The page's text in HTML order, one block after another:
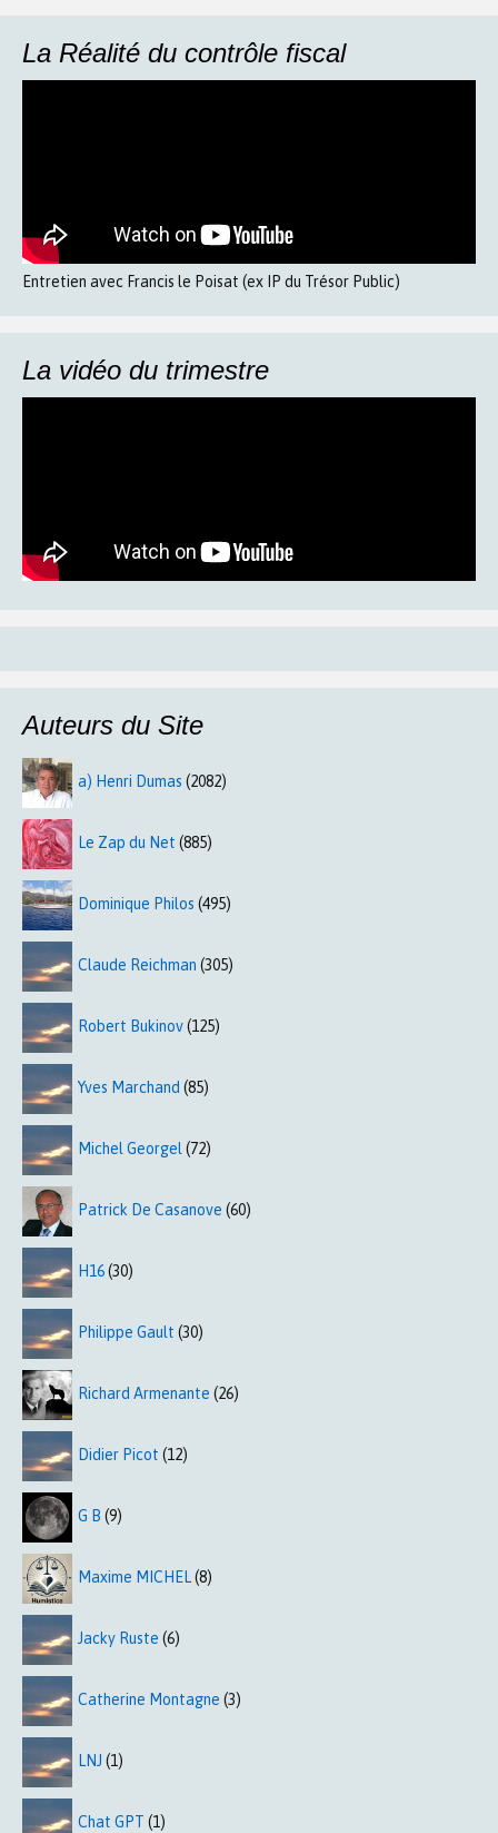
La Réalité du contrôle fiscal
Entretien avec Francis le Poisat (ex IP du Trésor Public)
La vidéo du trimestre
Auteurs du Site
a) Henri Dumas (2082)
Le Zap du Net (885)
Dominique Philos (495)
Claude Reichman (305)
Robert Bukinov(125)
Yves Marchand (85)
Michel Georgel (72)
Patrick De Casanove (60)
H16(30)
Philippe Gault (30)
Richard Armenante (26)
Didier Picot (12)
G B (9)
Maxime MICHEL(8)
Jacky Ruste (6)
Catherine Montagne (3)
LNJ (1)
Chat GPT (1)